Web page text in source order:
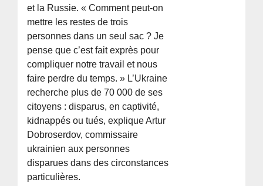
et la Russie. « Comment peut-on
mettre les restes de trois
personnes dans un seul sac ? Je
pense que c’est fait exprès pour
compliquer notre travail et nous
faire perdre du temps. » L’Ukraine
recherche plus de 70 000 de ses
citoyens : disparus, en captivité,
kidnappés ou tués, explique Artur
Dobroserdov, commissaire
ukrainien aux personnes
disparues dans des circonstances
particulières.